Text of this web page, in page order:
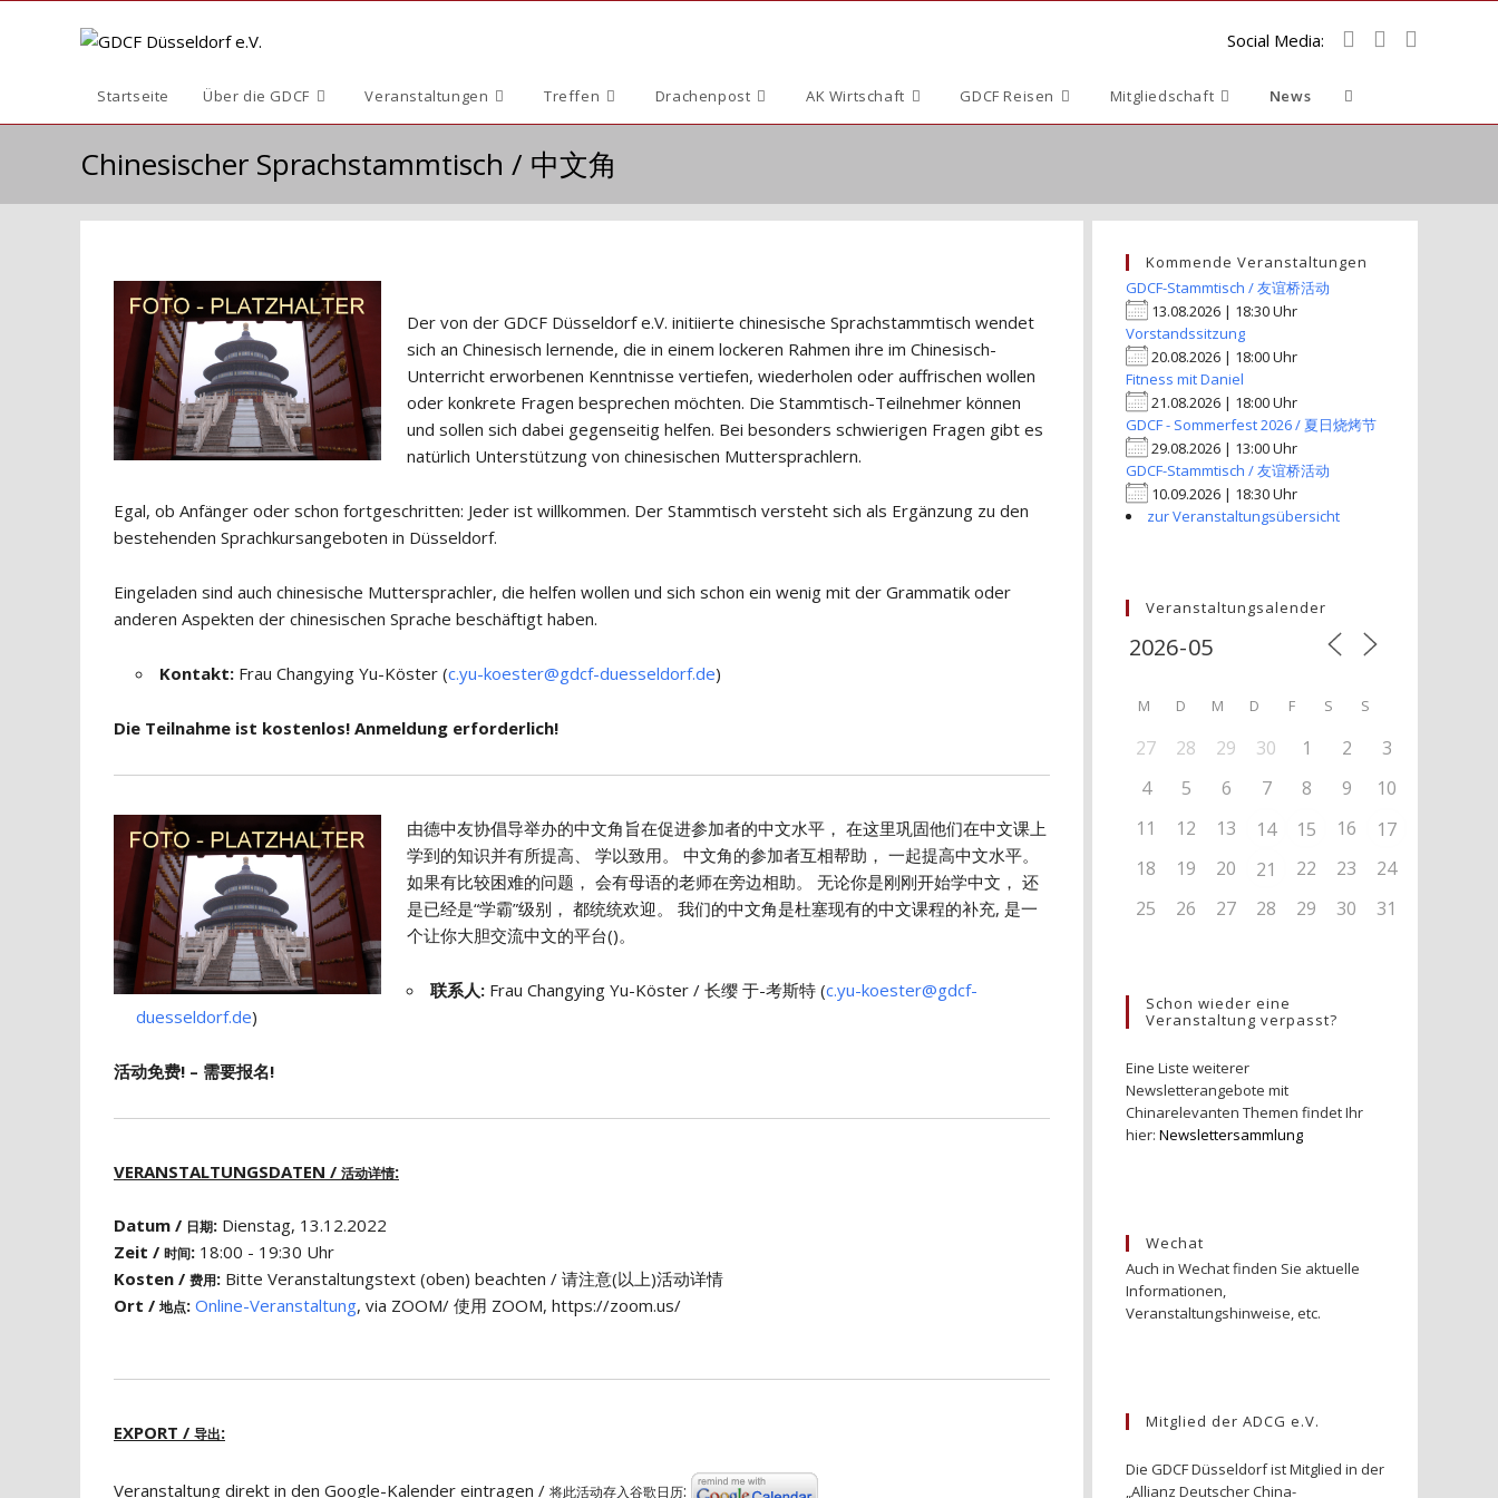
Social Media:
Startseite Über die GDCF Veranstaltungen Treffen Drachenpost AK Wirtschaft GDCF Reisen Mitgliedschaft News Website-
umschalten
Chinesischer Sprachstammtisch / 中文角
Der von der GDCF Düsseldorf e.V. initiierte chinesische Sprachstammtisch wendet
sich an Chinesisch lernende, die in einem lockeren Rahmen ihre im Chinesisch-
Unterricht erworbenen Kenntnisse vertiefen, wiederholen oder auffrischen wollen
oder konkrete Fragen besprechen möchten. Die Stammtisch-Teilnehmer können
und sollen sich dabei gegenseitig helfen. Bei besonders schwierigen Fragen gibt es
natürlich Unterstützung von chinesischen Muttersprachlern.
Egal, ob Anfänger oder schon fortgeschritten: Jeder ist willkommen. Der Stammtisch versteht sich als Ergänzung zu den
bestehenden Sprachkursangeboten in Düsseldorf.
Eingeladen sind auch chinesische Muttersprachler, die helfen wollen und sich schon ein wenig mit der Grammatik oder
anderen Aspekten der chinesischen Sprache beschäftigt haben.
Kontakt: Frau Changying Yu-Köster (c.yu-koester@gdcf-duesseldorf.de)
Die Teilnahme ist kostenlos! Anmeldung erforderlich!
由德中友协倡导举办的中文角旨在促进参加者的中文水平， 在这里巩固他们在中文课上
学到的知识并有所提高、 学以致用。 中文角的参加者互相帮助， 一起提高中文水平。
如果有比较困难的问题， 会有母语的老师在旁边相助。 无论你是刚刚开始学中文， 还
是已经是“学霸”级别， 都统统欢迎。 我们的中文角是杜塞现有的中文课程的补充, 是一
个让你大胆交流中文的平台()。
联系人:Frau Changying Yu-Köster / 长缨 于-考斯特 (c.yu-koester@gdcf-
duesseldorf.de)
活动免费! – 需要报名!
VERANSTALTUNGSDATEN / 活动详情:
Datum / 日期: Dienstag, 13.12.2022
Zeit / 时间: 18:00 - 19:30 Uhr
Kosten / 费用: Bitte Veranstaltungstext (oben) beachten / 请注意(以上)活动详情
Ort / 地点: Online-Veranstaltung, via ZOOM/ 使用 ZOOM, https://zoom.us/
EXPORT / 导出:
Veranstaltung direkt in den Google-Kalender eintragen / 将此活动存入谷歌日历:
Kommende Veranstaltungen
GDCF-Stammtisch / 友谊桥活动
13.08.2026 | 18:30 Uhr
Vorstandssitzung
20.08.2026 | 18:00 Uhr
Fitness mit Daniel
21.08.2026 | 18:00 Uhr
GDCF - Sommerfest 2026 / 夏日烧烤节
29.08.2026 | 13:00 Uhr
GDCF-Stammtisch / 友谊桥活动
10.09.2026 | 18:30 Uhr
zur Veranstaltungsübersicht
Veranstaltungsalender
M D M D F S S
27 28 29 30 1 2
3
4
5 6 7 8 9
10
11
12 13 14 15 16
17
18
19 20 21 22 23
24
25
26 27 28 29 30 31
Schon wieder eine
Veranstaltung verpasst?
Eine Liste weiterer
Newsletterangebote mit
Chinarelevanten Themen findet Ihr
hier: Newslettersammlung
Wechat
Auch in Wechat finden Sie aktuelle
Informationen,
Veranstaltungshinweise, etc.
Mitglied der ADCG e.V.
Die GDCF Düsseldorf ist Mitglied in der
„Allianz Deutscher China-